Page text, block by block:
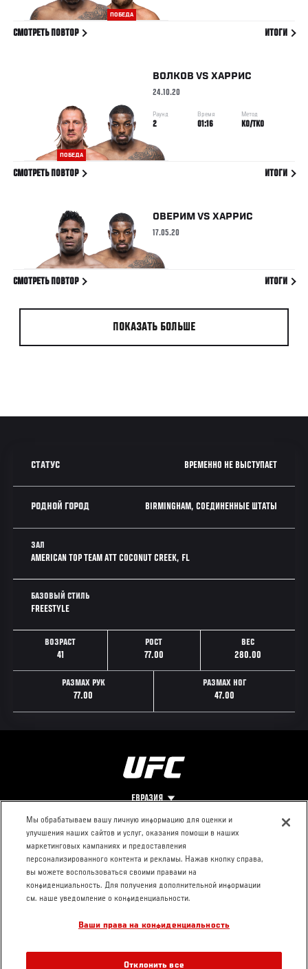
ПОБЕДА
СМОТРЕТЬ ПОВТОР ИТОГИ
ПОБЕДА
ВОЛКОВ VS ХАРРИС
24.10.20
Раунд
2
Время
01:16
Метод
KO/TKO
СМОТРЕТЬ ПОВТОР ИТОГИ
ОВЕРИМ VS ХАРРИС
17.05.20
СМОТРЕТЬ ПОВТОР ИТОГИ
ПОКАЗАТЬ БОЛЬШЕ
СТАТУС ВРЕМЕННО НЕ ВЫСТУПАЕТ
РОДНОЙ ГОРОД BIRMINGHAM, СОЕДИНЕННЫЕ ШТАТЫ
ЗАЛ
AMERICAN TOP TEAM ATT COCONUT CREEK, FL
БАЗОВЫЙ СТИЛЬ
FREESTYLE
ВОЗРАСТ
41
РОСТ
77.00
ВЕС
280.00
РАЗМАХ РУК
77.00
РАЗМАХ НОГ
47.00
ЕВРАЗИЯ
Footer
О UFC
Про ММА
Социальная
ответственность
КОНТАКТЫ
Пресс-центр
Условия
использования
Мы обрабатываем вашу личную информацию для оценки и
улучшения наших сайтов и услуг, оказания помощи в наших
маркетинговых кампаниях и предоставления
персонализированного контента и рекламы. Нажав кнопку справа,
вы можете воспользоваться своими правами на
конфиденциальность. Для получения дополнительной информации
см. наше уведомление о конфиденциальности.
Ваши права на конфиденциальность
Отклонить все